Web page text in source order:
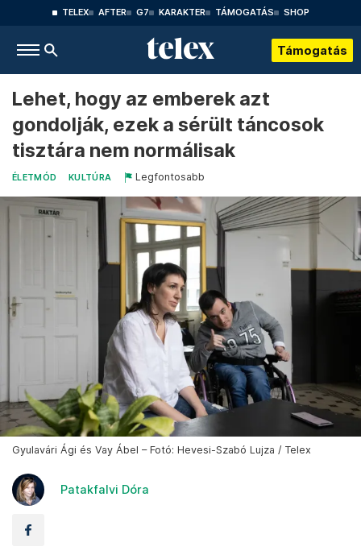
TELEX AFTER G7 KARAKTER TÁMOGATÁS SHOP
Támogatás
Lehet, hogy az emberek azt
gondolják, ezek a sérült táncosok
tisztára nem normálisak
ÉLETMÓD KULTÚRA Legfontosabb
Gyulavári Ági és Vay Ábel – Fotó: Hevesi-Szabó Lujza / Telex
Patakfalvi Dóra